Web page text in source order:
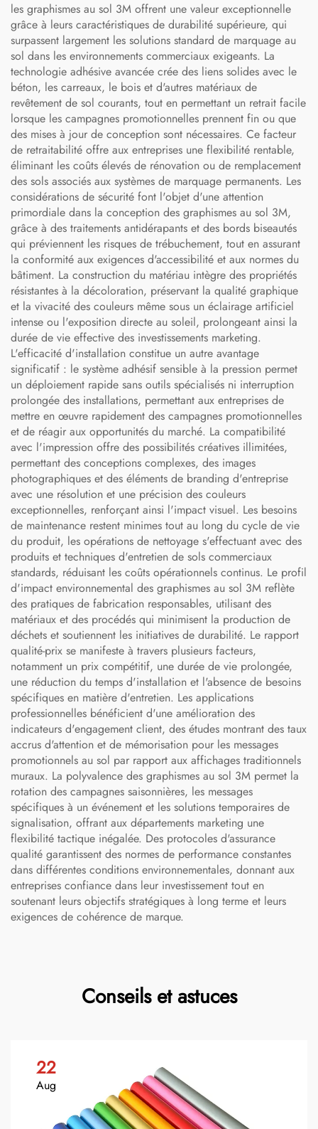
les graphismes au sol 3M offrent une valeur exceptionnelle
grâce à leurs caractéristiques de durabilité supérieure, qui
surpassent largement les solutions standard de marquage au
sol dans les environnements commerciaux exigeants. La
technologie adhésive avancée crée des liens solides avec le
béton, les carreaux, le bois et d'autres matériaux de
revêtement de sol courants, tout en permettant un retrait facile
lorsque les campagnes promotionnelles prennent fin ou que
des mises à jour de conception sont nécessaires. Ce facteur
de retraitabilité offre aux entreprises une flexibilité rentable,
éliminant les coûts élevés de rénovation ou de remplacement
des sols associés aux systèmes de marquage permanents. Les
considérations de sécurité font l'objet d'une attention
primordiale dans la conception des graphismes au sol 3M,
grâce à des traitements antidérapants et des bords biseautés
qui préviennent les risques de trébuchement, tout en assurant
la conformité aux exigences d'accessibilité et aux normes du
bâtiment. La construction du matériau intègre des propriétés
résistantes à la décoloration, préservant la qualité graphique
et la vivacité des couleurs même sous un éclairage artificiel
intense ou l'exposition directe au soleil, prolongeant ainsi la
durée de vie effective des investissements marketing.
L'efficacité d'installation constitue un autre avantage
significatif : le système adhésif sensible à la pression permet
un déploiement rapide sans outils spécialisés ni interruption
prolongée des installations, permettant aux entreprises de
mettre en œuvre rapidement des campagnes promotionnelles
et de réagir aux opportunités du marché. La compatibilité
avec l'impression offre des possibilités créatives illimitées,
permettant des conceptions complexes, des images
photographiques et des éléments de branding d'entreprise
avec une résolution et une précision des couleurs
exceptionnelles, renforçant ainsi l'impact visuel. Les besoins
de maintenance restent minimes tout au long du cycle de vie
du produit, les opérations de nettoyage s'effectuant avec des
produits et techniques d'entretien de sols commerciaux
standards, réduisant les coûts opérationnels continus. Le profil
d'impact environnemental des graphismes au sol 3M reflète
des pratiques de fabrication responsables, utilisant des
matériaux et des procédés qui minimisent la production de
déchets et soutiennent les initiatives de durabilité. Le rapport
qualité-prix se manifeste à travers plusieurs facteurs,
notamment un prix compétitif, une durée de vie prolongée,
une réduction du temps d'installation et l'absence de besoins
spécifiques en matière d'entretien. Les applications
professionnelles bénéficient d'une amélioration des
indicateurs d'engagement client, des études montrant des taux
accrus d'attention et de mémorisation pour les messages
promotionnels au sol par rapport aux affichages traditionnels
muraux. La polyvalence des graphismes au sol 3M permet la
rotation des campagnes saisonnières, les messages
spécifiques à un événement et les solutions temporaires de
signalisation, offrant aux départements marketing une
flexibilité tactique inégalée. Des protocoles d'assurance
qualité garantissent des normes de performance constantes
dans différentes conditions environnementales, donnant aux
entreprises confiance dans leur investissement tout en
soutenant leurs objectifs stratégiques à long terme et leurs
exigences de cohérence de marque.
Conseils et astuces
22
Aug